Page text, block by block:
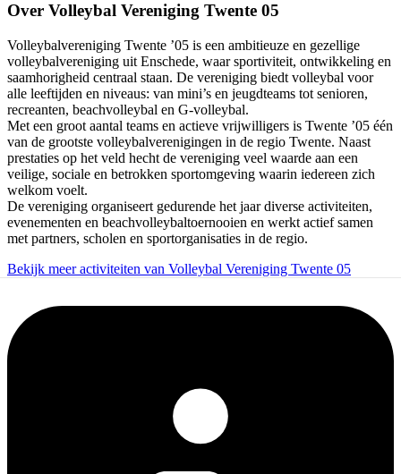
Over Volleybal Vereniging Twente 05
Volleybalvereniging Twente ’05 is een ambitieuze en gezellige
volleybalvereniging uit Enschede, waar sportiviteit, ontwikkeling en
saamhorigheid centraal staan. De vereniging biedt volleybal voor
alle leeftijden en niveaus: van mini’s en jeugdteams tot senioren,
recreanten, beachvolleybal en G-volleybal.
Met een groot aantal teams en actieve vrijwilligers is Twente ’05 één
van de grootste volleybalverenigingen in de regio Twente. Naast
prestaties op het veld hecht de vereniging veel waarde aan een
veilige, sociale en betrokken sportomgeving waarin iedereen zich
welkom voelt.
De vereniging organiseert gedurende het jaar diverse activiteiten,
evenementen en beachvolleybaltoernooien en werkt actief samen
met partners, scholen en sportorganisaties in de regio.
Bekijk meer activiteiten van Volleybal Vereniging Twente 05